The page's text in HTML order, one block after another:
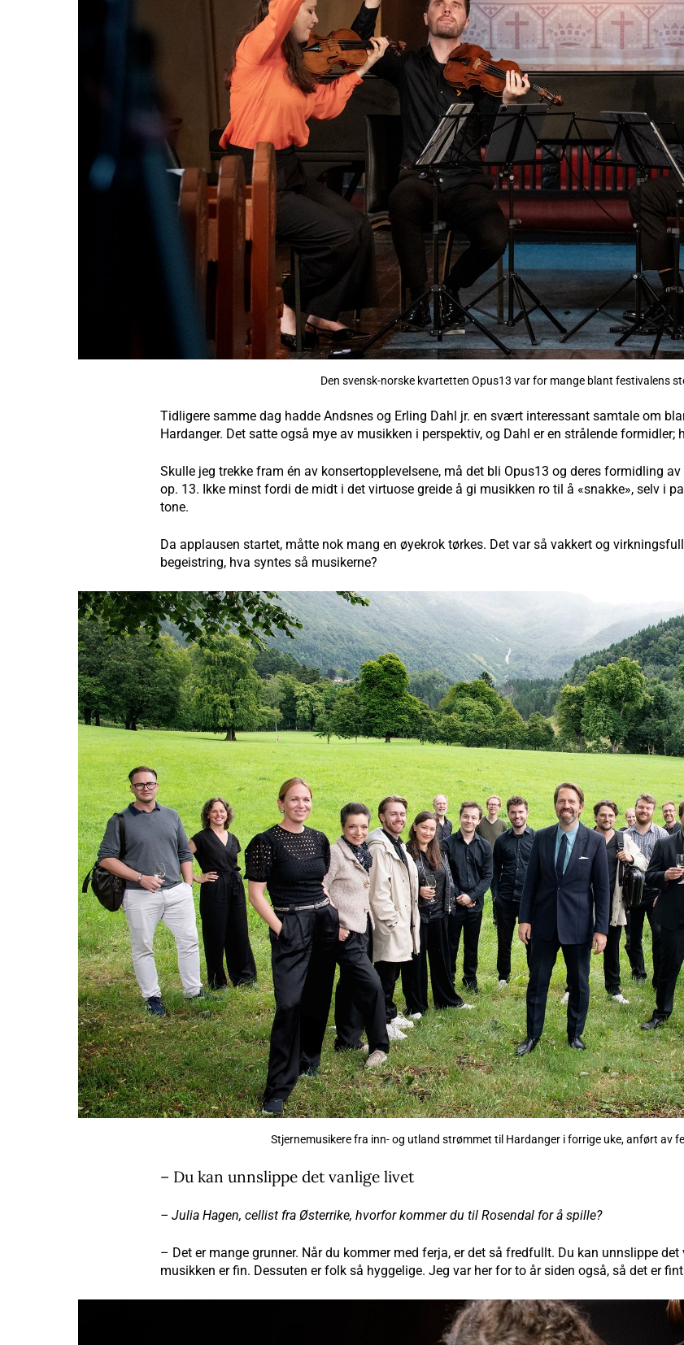
Den svensk-norske kvartetten Opus13 var for mange blant festivalens
Tidligere samme dag hadde Andsnes og Erling Dahl jr. en svært interessant samtale om
Hardanger. Det satte også mye av musikken i perspektiv, og Dahl er en strålende
Skulle jeg trekke fram én av konsertopplevelsene, må det bli Opus13 og deres formidling
op. 13. Ikke minst fordi de midt i det virtuose greide å gi musikken ro til å «snakke», selv i
tone.
Da applausen startet, måtte nok mang en øyekrok tørkes. Det var så vakkert og
begeistring, hva syntes så musikerne?
Stjernemusikere fra inn- og utland strømmet til Hardanger i forrige uke, anført av
– Du kan unnslippe det vanlige livet
– Julia Hagen, cellist fra Østerrike, hvorfor kommer du til Rosendal for å spille?
– Det er mange grunner. Når du kommer med ferja, er det så fredfullt. Du kan unnslippe
musikken er fin. Dessuten er folk så hyggelige. Jeg var her for to år siden også, så det er